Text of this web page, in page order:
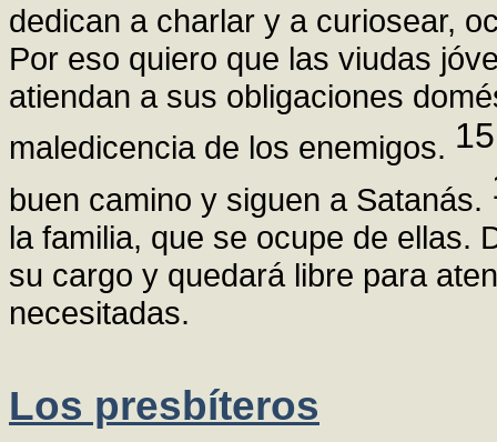
dedican a charlar y a curiosear,
Por eso quiero que las viudas
atiendan a sus obligaciones
maledicencia de los enemigos. 15
buen camino y siguen a Satanás.
la familia, que se ocupe de ellas.
su cargo y quedará libre para
necesitadas.
Los presbíteros